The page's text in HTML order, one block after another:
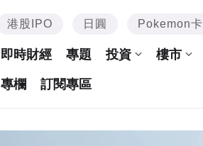
港股IPO 日圓 Pokemon卡
即時財經 專題 投資 樓市
專欄 訂閱專區